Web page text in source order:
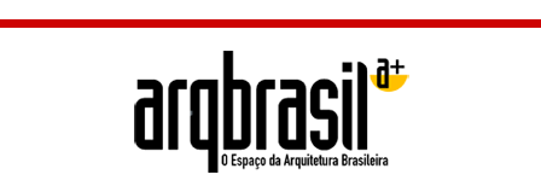
Skip to main content